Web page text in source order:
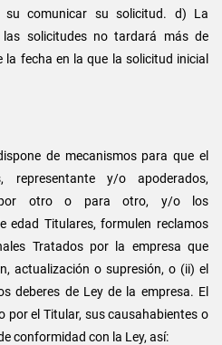
comunicar su solicitud. d) La
solicitudes no tardará más de
fecha en la que la solicitud inicial
de mecanismos para que el
representante y/o apoderados,
por otro o para otro, y/o los
edad Titulares, formulen reclamos
Tratados por la empresa que
actualización o supresión, o (ii) el
deberes de Ley de la empresa. El
por el Titular, sus causahabientes o
conformidad con la Ley, así: